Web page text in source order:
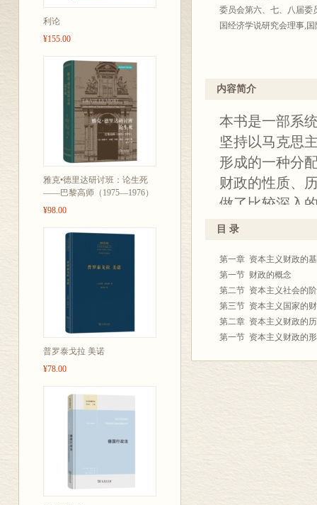
利论
¥155.00
雅克•德里达研讨班：论生死
——巴黎高师（1975—1976）
¥98.00
普罗泰戈拉 美诺
¥78.00
委员会第六、七、八届委
国经济学说研究会理事,
内容简介
本书是一部系
坚持以马克思
形成的一种分
财政的性质、
做了比较深入
畴——财政支出
本书可作为高
者、政府部门
目 录
第一章 资本主义财政的
第一节 财政的概念
第二节 资本主义社会的
第三节 资本主义国家的
第二章 资本主义财政的
第一节 资本主义财政的